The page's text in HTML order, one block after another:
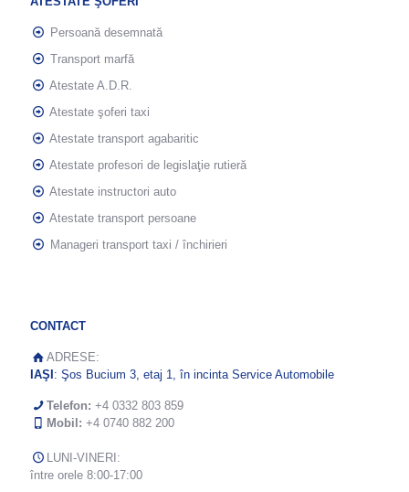
Persoană desemnată
Transport marfă
Atestate A.D.R.
Atestate şoferi taxi
Atestate transport agabaritic
Atestate profesori de legislaţie rutieră
Atestate instructori auto
Atestate transport persoane
Manageri transport taxi / închirieri
CONTACT
ADRESE:
IAŞI: Şos Bucium 3, etaj 1, în incinta Service Automobile
Telefon: +4 0332 803 859
Mobil: +4 0740 882 200
LUNI-VINERI:
între orele 8:00-17:00